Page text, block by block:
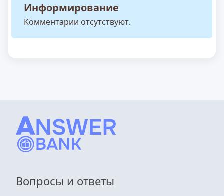
Информирование
Комментарии отсутствуют.
Вопросы и ответы